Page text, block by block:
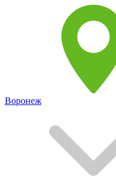
Воронеж